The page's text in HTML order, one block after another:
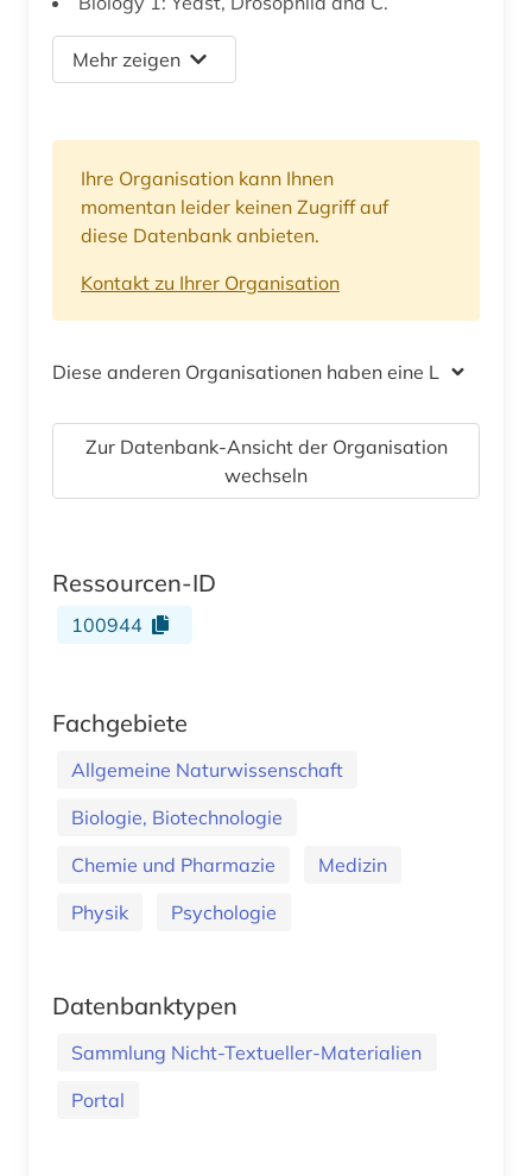
Mehr zeigen
Ihre Organisation kann Ihnen
momentan leider keinen Zugriff auf
diese Datenbank anbieten.
Kontakt zu Ihrer Organisation
Diese anderen Organisationen haben eine Lizenz
Zur Datenbank-Ansicht der Organisation
wechseln
Ressourcen-ID
100944
Fachgebiete
Allgemeine Naturwissenschaft
Biologie, Biotechnologie
Chemie und Pharmazie
Medizin
Physik
Psychologie
Datenbanktypen
Sammlung Nicht-Textueller-Materialien
Portal